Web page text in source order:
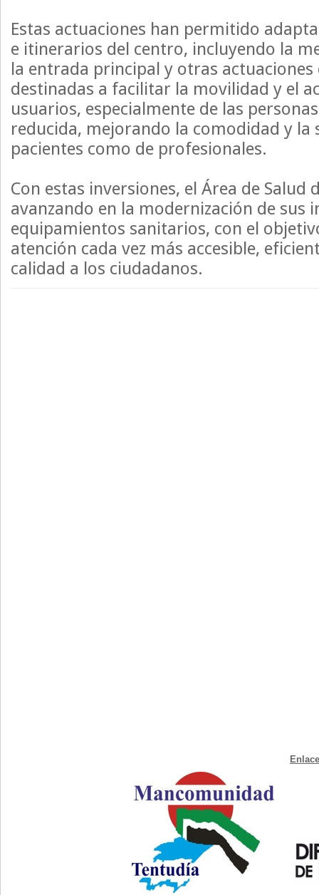
Estas actuaciones han permitido
e itinerarios del centro, incluyendo la
la entrada principal y otras
destinadas a facilitar la movilidad y el
usuarios, especialmente de las
reducida, mejorando la comodidad y la
pacientes como de profesionales.
Con estas inversiones, el Área de Salud
avanzando en la modernización de sus
equipamientos sanitarios, con el
atención cada vez más accesible,
calidad a los ciudadanos.